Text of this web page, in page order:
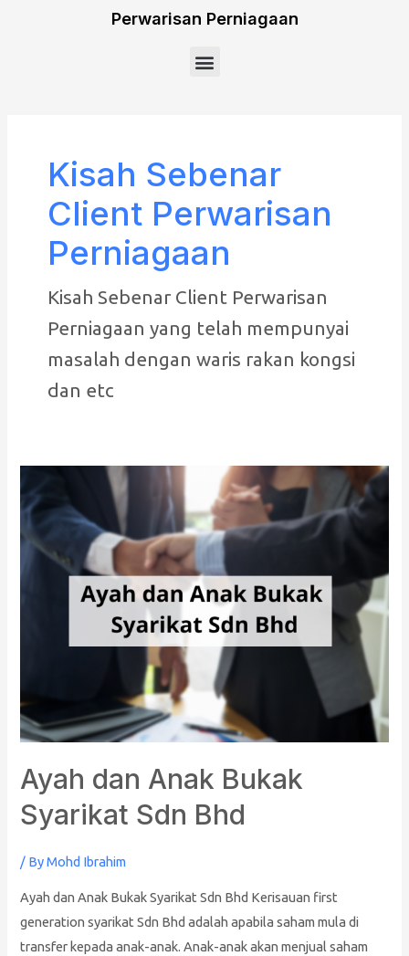
Perwarisan Perniagaan
Menu
Kisah Sebenar
Client Perwarisan
Perniagaan
Kisah Sebenar Client Perwarisan
Perniagaan yang telah mempunyai
masalah dengan waris rakan kongsi
dan etc
Ayah dan Anak Bukak
Syarikat Sdn Bhd
/ ByMohd Ibrahim
Ayah dan Anak Bukak Syarikat Sdn Bhd Kerisauan first
generation syarikat Sdn Bhd adalah apabila saham mula di
transfer kepada anak-anak. Anak-anak akan menjual saham
dan
Anak
Bukak
Syarikat